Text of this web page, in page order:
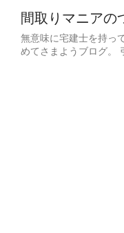
間取りマニアの
無意味に宅建士を持っ
めてさまようブログ。